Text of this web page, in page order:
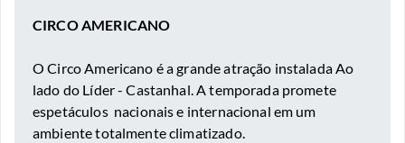
CIRCO AMERICANO
O Circo Americano é a grande atração instalada Ao
lado do Líder - Castanhal . A temporada promete
espetáculos nacionais e internacional em um
ambiente totalmente climatizado.